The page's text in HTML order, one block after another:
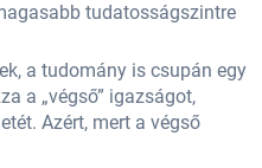
tudatosságszintre
a tudomány is csupán egy
a „végső” igazságot,
Azért, mert a végső